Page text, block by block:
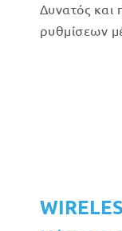
Δυνατός και
ρυθμίσεων